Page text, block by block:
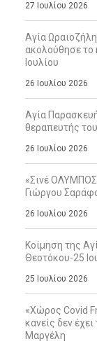
27 Ιουλίου 2026
Αγία
ακολούθησε
Ιουλίου
26 Ιουλίου 2026
Αγία
θεραπευτής
26 Ιουλίου 2026
«Σινέ
Γιώργου
26 Ιουλίου 2026
Κοίμηση της
Θεοτόκου-25
25 Ιουλίου 2026
«Χώρος Covid
κανείς δεν
Μαργέλη